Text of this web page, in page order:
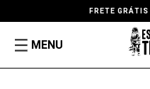
FRETE GRÁTIS
MENU